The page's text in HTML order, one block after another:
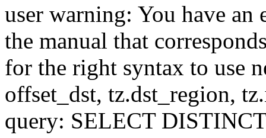
user warning: You have
the manual that
for the right syntax to use
offset_dst, tz.dst_region,
query: SELECT